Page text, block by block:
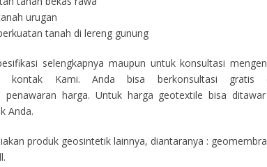
urugan
tanah di lereng gunung
selengkapnya maupun untuk konsultasi
kontak Kami. Anda bisa berkonsultasi
penawaran harga. Untuk harga geotextile bisa
Anda.
produk geosintetik lainnya, diantaranya :